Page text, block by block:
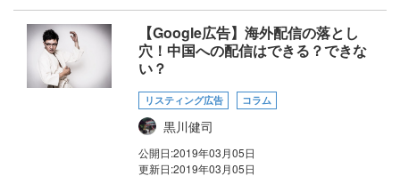
【Google広告】海外配信の落とし
穴！中国への配信はできる？できな
い？
リスティング広告 コラム
黒川健司
公開日:2019年03月05日
更新日:2019年03月05日